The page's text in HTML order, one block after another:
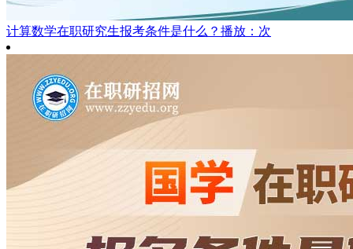
计算数学在职研究生报考条件是什么？ 播放：次